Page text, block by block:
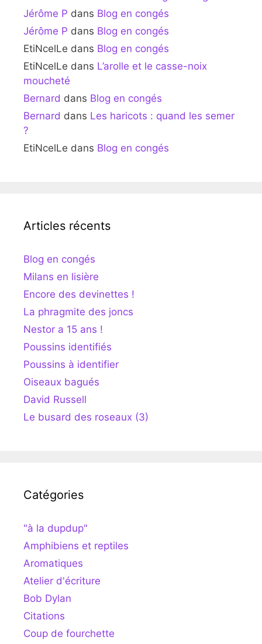
Jérôme P dans Blog en congés
Jérôme P dans Blog en congés
EtiNcelLe dans Blog en congés
EtiNcelLe dans L’arolle et le casse-noix
moucheté
Bernard dans Blog en congés
Bernard dans Les haricots : quand les semer
?
EtiNcelLe dans Blog en congés
Articles récents
Blog en congés
Milans en lisière
Encore des devinettes !
La phragmite des joncs
Nestor a 15 ans !
Poussins identifiés
Poussins à identifier
Oiseaux bagués
David Russell
Le busard des roseaux (3)
Catégories
"à la dupdup"
Amphibiens et reptiles
Aromatiques
Atelier d'écriture
Bob Dylan
Citations
Coup de fourchette